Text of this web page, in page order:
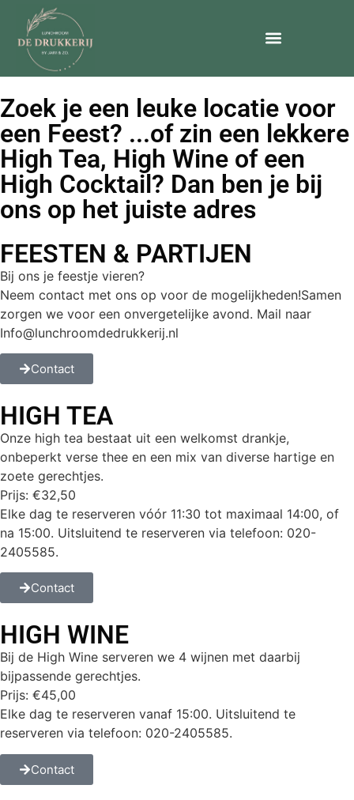
Zoek je een leuke locatie voor
een Feest? ...of zin een lekkere
High Tea, High Wine of een
High Cocktail? Dan ben je bij
ons op het juiste adres
FEESTEN & PARTIJEN
Bij ons je feestje vieren?
Neem contact met ons op voor de mogelijkheden!Samen
zorgen we voor een onvergetelijke avond. Mail naar
Info@lunchroomdedrukkerij.nl
Contact
HIGH TEA
Onze high tea bestaat uit een welkomst drankje,
onbeperkt verse thee en een mix van diverse hartige en
zoete gerechtjes.
Prijs: €32,50
Elke dag te reserveren vóór 11:30 tot maximaal 14:00, of
na 15:00. Uitsluitend te reserveren via telefoon: 020-
2405585.
Contact
HIGH WINE
Bij de High Wine serveren we 4 wijnen met daarbij
bijpassende gerechtjes.
Prijs: €45,00
Elke dag te reserveren vanaf 15:00. Uitsluitend te
reserveren via telefoon: 020-2405585.
Contact